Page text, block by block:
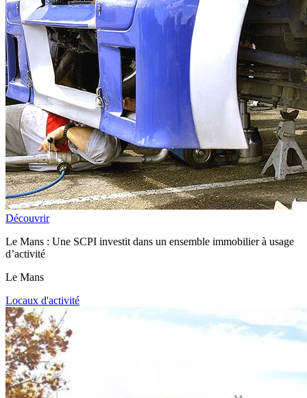
Découvrir
Le Mans : Une SCPI investit dans un ensemble immobilier à usage
d’activité
Le Mans
Locaux d'activité